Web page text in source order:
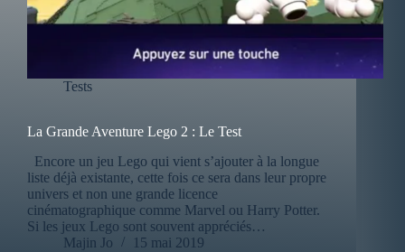
Tests
La Grande Aventure Lego 2 : Le Test
Encore un jeu Lego qui vient s’ajouter à la longue
liste déjà existante, cette fois ce sera dans leur propre
univers et non une grande licence
cinématographique comme Marvel ou Harry Potter.
Si les jeux Lego sont souvent appréciés…
Majin Jo
15 mai 2019